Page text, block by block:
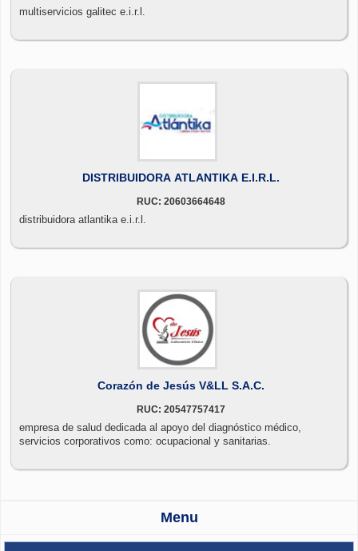
multiservicios galitec e.i.r.l.
DISTRIBUIDORA ATLANTIKA E.I.R.L.
RUC: 20603664648
distribuidora atlantika e.i.r.l.
Corazón de Jesús V&LL S.A.C.
RUC: 20547757417
empresa de salud dedicada al apoyo del diagnóstico médico,
servicios corporativos como: ocupacional y sanitarias.
Menu